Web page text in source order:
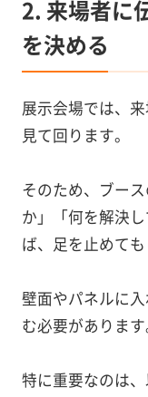
2. 来場者に
を決める
展示会場では、
見て回ります。
そのため、ブー
か」「何を解決
ば、足を止めても
壁面やパネルに
む必要があります
特に重要なのは、